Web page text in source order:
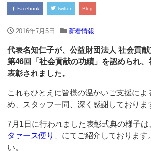
Facebook Twitter Blog
2016年7月5日 新着情報
代表名知仁子が、公益財団法人 社会貢献
第46回「社会貢献の功績」を認められ、
表彰されました。
これもひとえに皆様の温かいご支援によ
め、スタッフ一同、深く感謝しておりま
7月1日に行われました表彰式典の様子は
タァース便り 」にてご紹介しております
い。